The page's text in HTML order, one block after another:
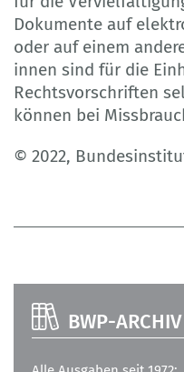
Dokumente auf
oder auf einem
innen sind für die
Rechtsvorschriften
können bei
© 2022,
BWP-ARCHIV